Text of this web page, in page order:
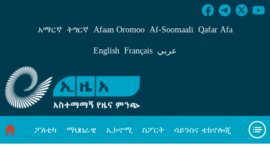
የአፍሪካ መሪዎች ብዝሃ ህይወትን ከብሄራዊ
አማርኛ ትግርኛ Afaan Oromoo Af‑Soomaali Qafar Afa
English Français عربي
ፖለቲካ ማህበራዊ ኢኮኖሚ ስፖርት ሳይንስና ቴክኖሎጂ